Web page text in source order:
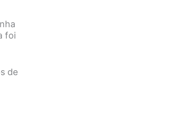
foi
de